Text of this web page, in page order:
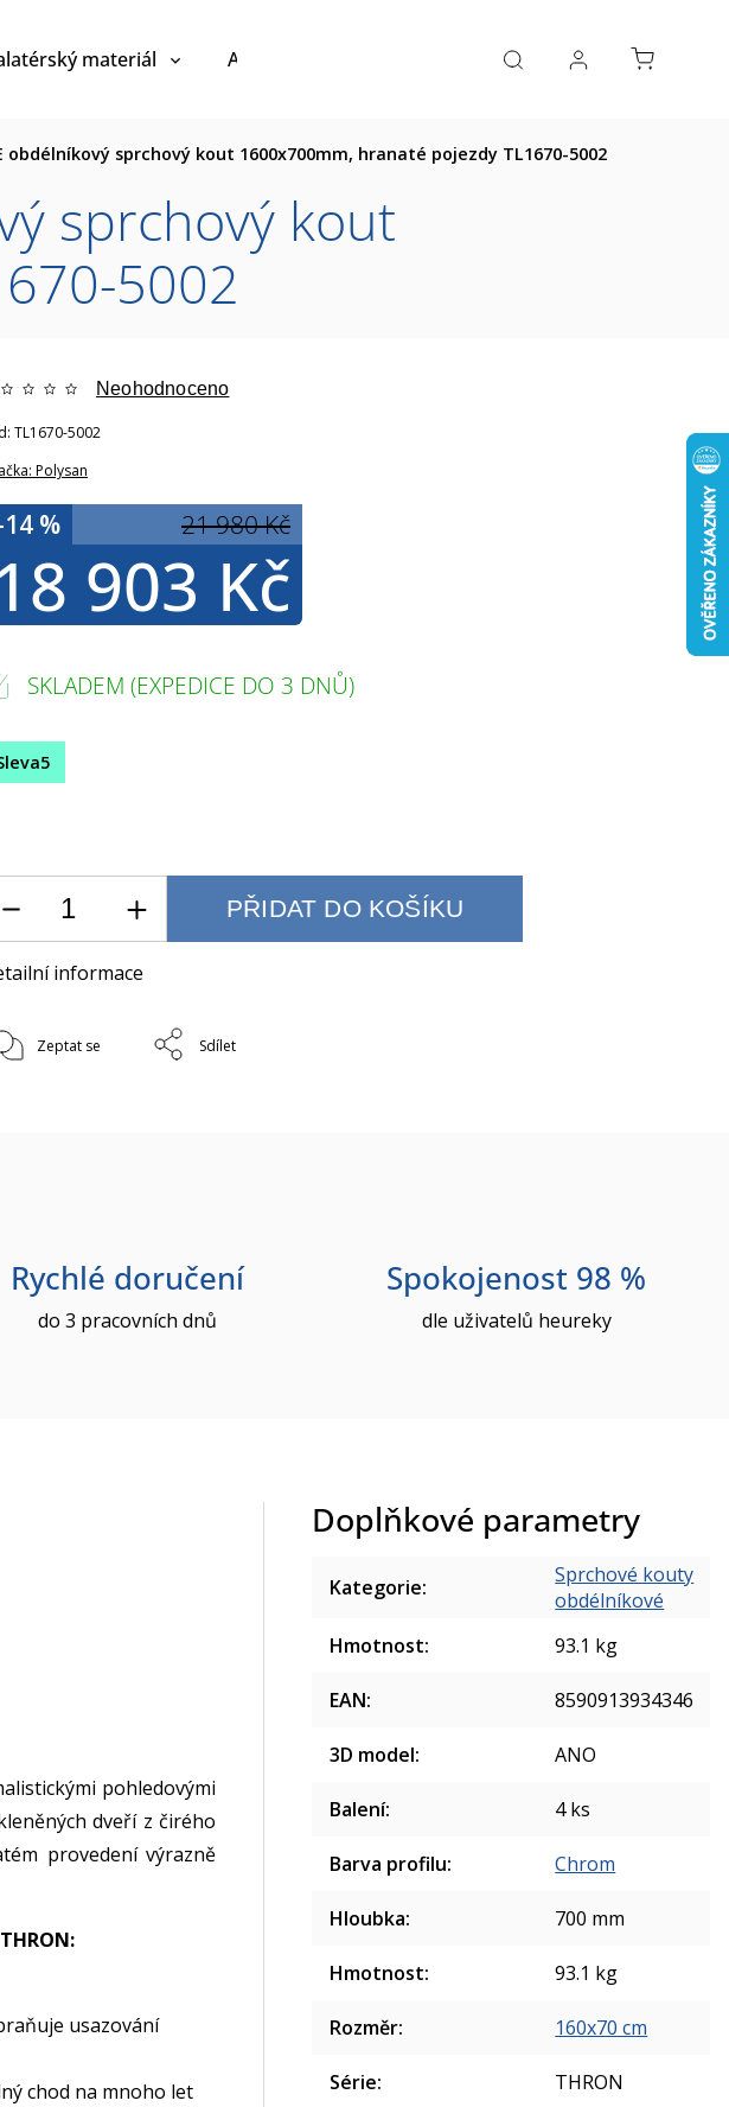
materiál Akce a výprodej Návrh koupelny Reference
obdélníkový sprchový kout 1600x700mm, hranaté pojezdy TL1670-5002
sprchový kout
5002
Polysan
Neohodnoceno
21 980 Kč
%
903 Kč
TL1670-5002
SKLADEM (EXPEDICE DO 3 DNŮ)
PŘIDAT DO KOŠÍKU
informace
Zeptat se Sdílet
Rychlé doručení
do 3 pracovních dnů
Spokojenost 98 %
dle uživatelů heureky
pohledovými
dveří z čirého
provedení výrazně
usazování
chod na mnoho let
Doplňkové parametry
Kategorie:
Sprchové kouty
obdélníkové
Hmotnost: 93.1 kg
EAN: 8590913934346
3D model: ANO
Balení: 4 ks
Barva profilu: Chrom
Hloubka: 700 mm
Hmotnost: 93.1 kg
Rozměr: 160x70 cm
Série: THRON